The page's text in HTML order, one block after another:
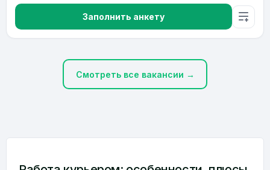
Заполнить анкету
Смотреть все вакансии →